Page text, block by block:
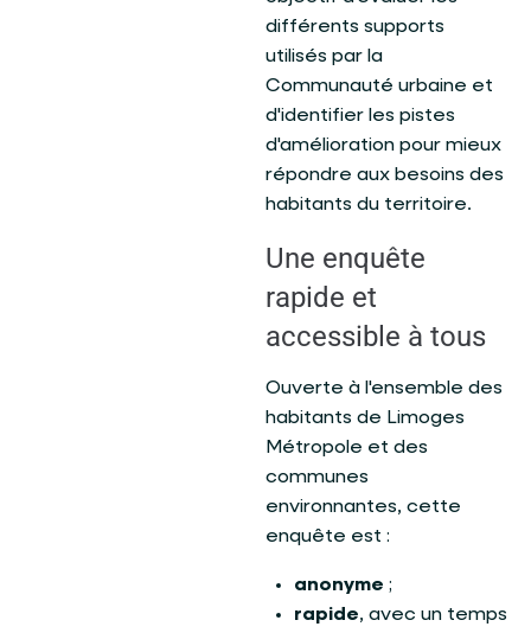
différents supports
utilisés par la
Communauté urbaine et
d'identifier les pistes
d'amélioration pour mieux
répondre aux besoins des
habitants du territoire.
Une enquête
rapide et
accessible à tous
Ouverte à l'ensemble des
habitants de Limoges
Métropole et des
communes
environnantes, cette
enquête est :
anonyme ;
rapide, avec un temps